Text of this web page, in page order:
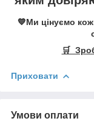
💙Ми цінуємо
🛒
Приховати
Умови оплати